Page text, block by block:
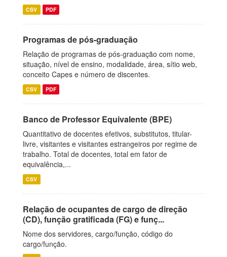
CSV PDF
Programas de pós-graduação
Relação de programas de pós-graduação com nome,
situação, nível de ensino, modalidade, área, sítio web,
conceito Capes e número de discentes.
CSV PDF
Banco de Professor Equivalente (BPE)
Quantitativo de docentes efetivos, substitutos, titular-
livre, visitantes e visitantes estrangeiros por regime de
trabalho. Total de docentes, total em fator de
equivalência,...
CSV
Relação de ocupantes de cargo de direção
(CD), função gratificada (FG) e funç...
Nome dos servidores, cargo/função, código do
cargo/função.